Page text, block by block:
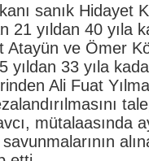
sanık Hidayet
yıldan 40 yıla
ve Ömer
33 yıla
Ali Fuat
mütalaasında